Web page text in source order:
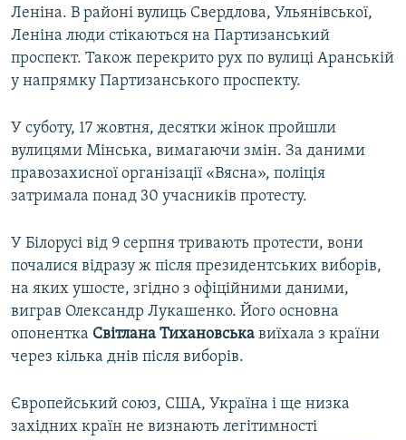
Леніна. В районі вулиць Свердлова, Ульянівської,
Леніна люди стікаються на Партизанський
проспект. Також перекрито рух по вулиці Аранській
у напрямку Партизанського проспекту.
У суботу, 17 жовтня, десятки жінок пройшли
вулицями Мінська, вимагаючи змін. За даними
правозахисної організації «Вясна», поліція
затримала понад 30 учасників протесту.
У Білорусі від 9 серпня тривають протести, вони
почалися відразу ж після президентських виборів,
на яких ушосте, згідно з офіційними даними,
виграв Олександр Лукашенко. Його основна
опонентка Світлана Тихановська виїхала з країни
через кілька днів після виборів.
Європейський союз, США, Україна і ще низка
західних країн не визнають легітимності